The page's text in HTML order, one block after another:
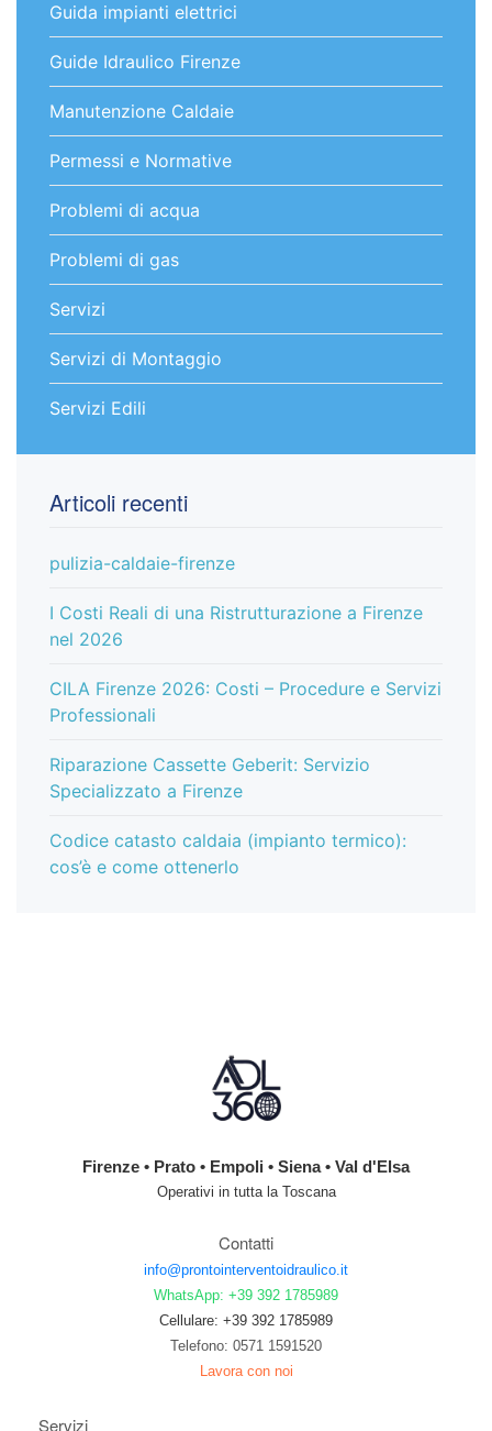
Guida impianti elettrici
Guide Idraulico Firenze
Manutenzione Caldaie
Permessi e Normative
Problemi di acqua
Problemi di gas
Servizi
Servizi di Montaggio
Servizi Edili
Articoli recenti
pulizia-caldaie-firenze
I Costi Reali di una Ristrutturazione a Firenze
nel 2026
CILA Firenze 2026: Costi – Procedure e Servizi
Professionali
Riparazione Cassette Geberit: Servizio
Specializzato a Firenze
Codice catasto caldaia (impianto termico):
cos’è e come ottenerlo
Firenze • Prato • Empoli • Siena • Val d'Elsa
Operativi in tutta la Toscana
Contatti
info@prontointerventoidraulico.it
WhatsApp: +39 392 1785989
Cellulare: +39 392 1785989
Telefono: 0571 1591520
Lavora con noi
Servizi